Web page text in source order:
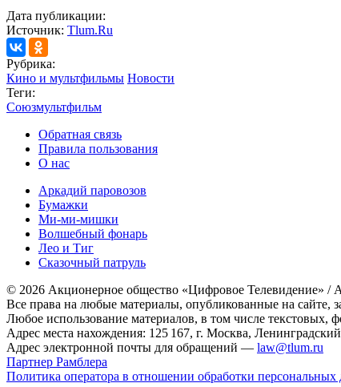
Дата публикации:
Источник: Tlum.Ru
Рубрика:
Кино и мультфильмы Новости
Теги:
Союзмультфильм
Обратная связь
Правила пользования
О нас
Аркадий паровозов
Бумажки
Ми-ми-мишки
Волшебный фонарь
Лео и Тиг
Сказочный патруль
© 2026 Акционерное общество «Цифровое Телевидение»
Все права на любые материалы, опубликованные на сайте,
Любое использование материалов, в том числе
Адрес места нахождения: 125 167, г. Москва,
Адрес электронной почты для обращений — law@tlum.ru
Партнер Рамблера
Политика оператора в отношении обработки